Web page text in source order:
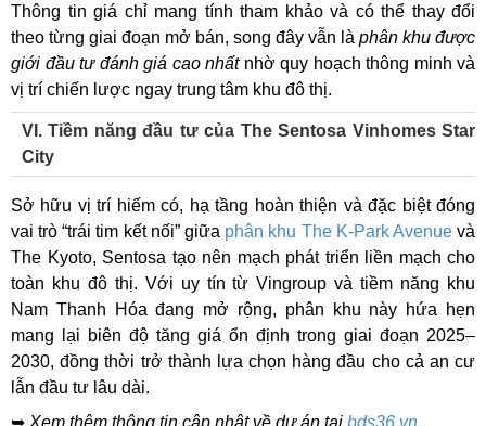
Thông tin giá chỉ mang tính tham khảo và có thể thay đổi
theo từng giai đoạn mở bán, song đây vẫn là phân khu được
giới đầu tư đánh giá cao nhấtnhờ quy hoạch thông minh và
vị trí chiến lược ngay trung tâm khu đô thị.
VI. Tiềm năng đầu tư của The Sentosa Vinhomes Star
City
Sở hữu vị trí hiếm có, hạ tầng hoàn thiện và đặc biệt đóng
vai trò “trái tim kết nối” giữa phân khu The K-Park Avenuevà
The Kyoto, Sentosa tạo nên mạch phát triển liền mạch cho
toàn khu đô thị. Với uy tín từ Vingroup và tiềm năng khu
Nam Thanh Hóa đang mở rộng, phân khu này hứa hẹn
mang lại biên độ tăng giá ổn định trong giai đoạn 2025–
2030, đồng thời trở thành lựa chọn hàng đầu cho cả an cư
lẫn đầu tư lâu dài.
➥ Xem thêm thông tin cập nhật về dự án tại bds36.vn.